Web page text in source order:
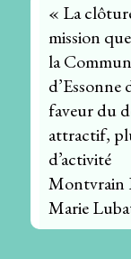
« La
mission
la
d’Essonne
faveur du
attractif,
d’activité
Montvrain
Marie